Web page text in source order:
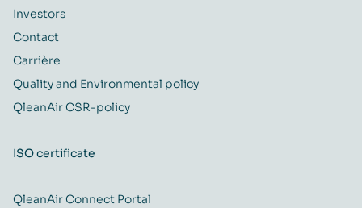
Investors
Contact
Carrière
Quality and Environmental policy
QleanAir CSR-policy
ISO certificate
QleanAir Connect Portal